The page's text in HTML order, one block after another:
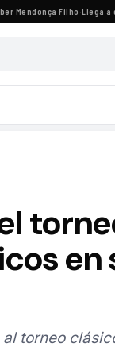
Filho·Llega a
en
torneo